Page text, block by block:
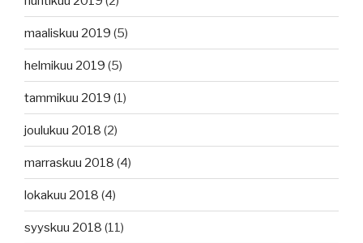
maaliskuu 2019 (5)
helmikuu 2019 (5)
tammikuu 2019 (1)
joulukuu 2018 (2)
marraskuu 2018 (4)
lokakuu 2018 (4)
syyskuu 2018 (11)